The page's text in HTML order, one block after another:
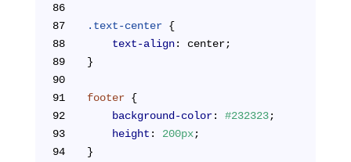
86
87
.text-center {
88
text-align: center;
89
}
90
91
footer {
92
background-color: #232323;
93
height : 200px;
94
}